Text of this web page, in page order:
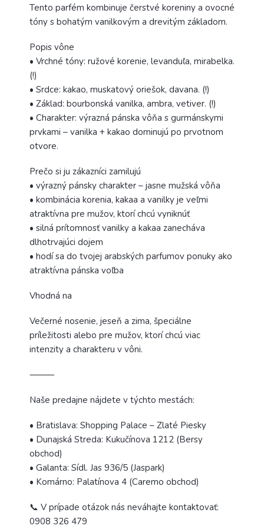
Tento parfém kombinuje čerstvé koreniny a ovocné
tóny s bohatým vanilkovým a drevitým základom.
Popis vône
• Vrchné tóny: ružové korenie, levanduľa, mirabelka.
(!)
• Srdce: kakao, muskatový oriešok, davana. (!)
• Základ: bourbonská vanilka, ambra, vetiver. (!)
• Charakter: výrazná pánska vôňa s gurmánskymi
prvkami – vanilka + kakao dominujú po prvotnom
otvore.
Prečo si ju zákazníci zamilujú
• výrazný pánsky charakter – jasne mužská vôňa
• kombinácia korenia, kakaa a vanilky je veľmi
atraktívna pre mužov, ktorí chcú vyniknúť
• silná prítomnosť vanilky a kakaa zanecháva
dlhotrvajúci dojem
• hodí sa do tvojej arabských parfumov ponuky ako
atraktívna pánska voľba
Vhodná na
Večerné nosenie, jeseň a zima, špeciálne
príležitosti alebo pre mužov, ktorí chcú viac
intenzity a charakteru v vôni.
⸻
Naše predajne nájdete v týchto mestách:
• Bratislava: Shopping Palace – Zlaté Piesky
• Dunajská Streda: Kukučínova 1212 (Bersy
obchod)
• Galanta: Sídl. Jas 936/5 (Jaspark)
• Komárno: Palatínova 4 (Caremo obchod)
📞 V prípade otázok nás neváhajte kontaktovať:
0908 326 479